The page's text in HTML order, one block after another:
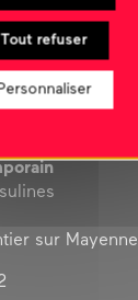
sur Mayenne
Tout refuser